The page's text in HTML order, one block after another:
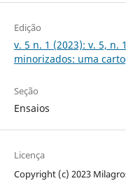
Edição
v. 5 n. 1 (2023): v. 5,
minorizados: uma
Seção
Ensaios
Licença
Copyright (c) 2023